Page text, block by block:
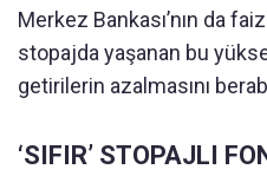
Merkez Bankası’nın da
stopajda yaşanan bu
getirilerin azalmasını
‘SIFIR’ STOPAJLI